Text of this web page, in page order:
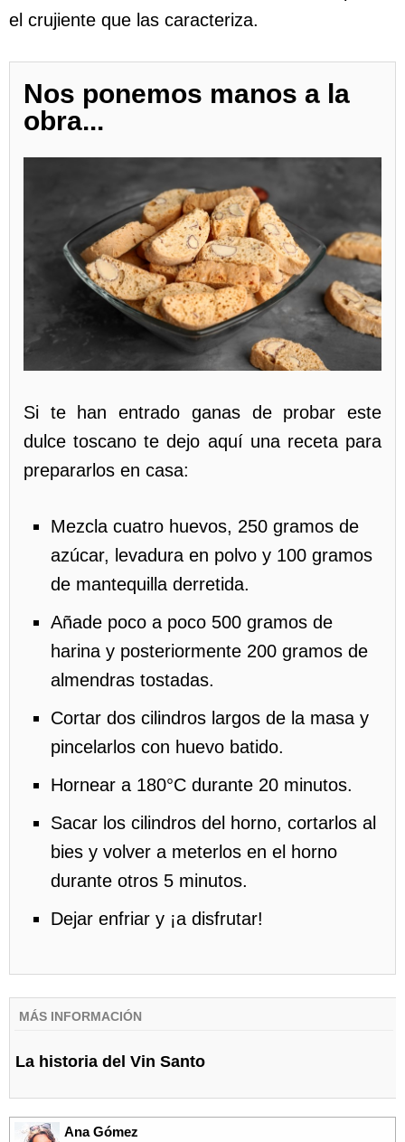
el crujiente que las caracteriza.
Nos ponemos manos a la
obra...
Si te han entrado ganas de probar este
dulce toscano te dejo aquí una receta para
prepararlos en casa:
Mezcla cuatro huevos, 250 gramos de
azúcar, levadura en polvo y 100 gramos
de mantequilla derretida.
Añade poco a poco 500 gramos de
harina y posteriormente 200 gramos de
almendras tostadas.
Cortar dos cilindros largos de la masa y
pincelarlos con huevo batido.
Hornear a 180°C durante 20 minutos.
Sacar los cilindros del horno, cortarlos al
bies y volver a meterlos en el horno
durante otros 5 minutos.
Dejar enfriar y ¡a disfrutar!
MÁS INFORMACIÓN
La historia del Vin Santo
Ana Gómez